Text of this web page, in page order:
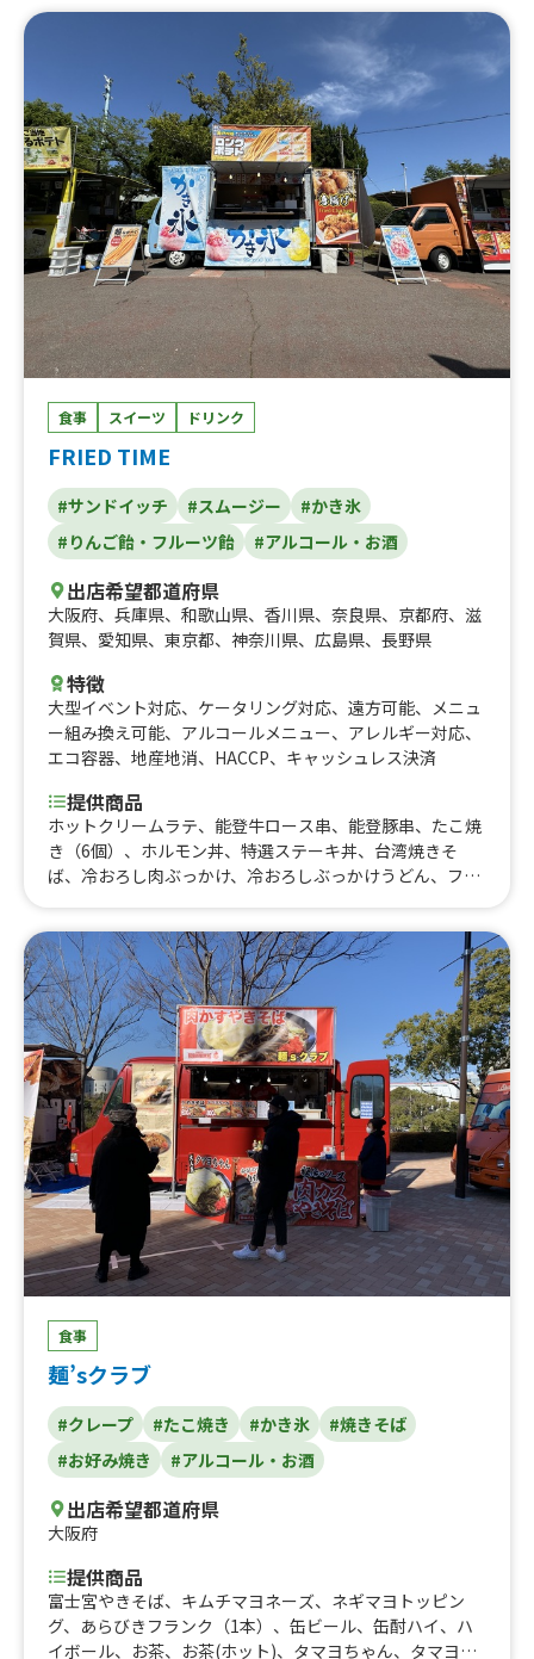
食事 スイーツ ドリンク
FRIED TIME
#サンドイッチ #スムージー
#かき氷
#りんご飴・フルーツ飴
#アルコール・お酒
出店希望都道府県
大阪府、 兵庫県、 和歌山県、 香川県、 奈良県、 京都府、 滋
賀県、 愛知県、 東京都、 神奈川県、 広島県、 長野県
特徴
大型イベント対応、 ケータリング対応、 遠方可能、
メニュ
ー組み換え可能、 アルコールメニュー、 アレルギー対応、
エコ容器、 地産地消、 HACCP、 キャッシュレス決済
提供商品
ホットクリームラテ、能登牛ロース串、能登豚串、たこ焼
き（6個）、ホルモン丼、特選ステーキ丼、台湾焼きそ
ば、冷おろし肉ぶっかけ、冷おろしぶっかけうどん、フラ
種、りんご飴、果実のしずく飴、生ビール、ミルク練乳か
き氷、唐揚げ、ロングポテト、厚焼きたまごサンド、厚焼
きチーズたまごサンド、厚焼き明太たまごサンド、すき焼
きたまごサンド
食事
麺’sクラブ
#クレープ #たこ焼き #かき氷
#焼きそば
#お好み焼き
#アルコール・お酒
出店希望都道府県
大阪府
提供商品
富士宮やきそば、キムチマヨネーズ、ネギマヨトッピン
グ、あらびきフランク（1本）、缶ビール、缶酎ハイ、ハ
イボール、お茶、お茶(ホット)、タマヨちゃん、タマヨ、